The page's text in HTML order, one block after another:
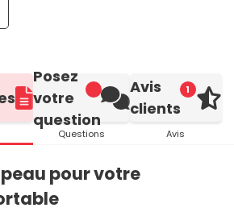
Posez
votre
question
Questions
1
Avis
clients
Avis
pour votre